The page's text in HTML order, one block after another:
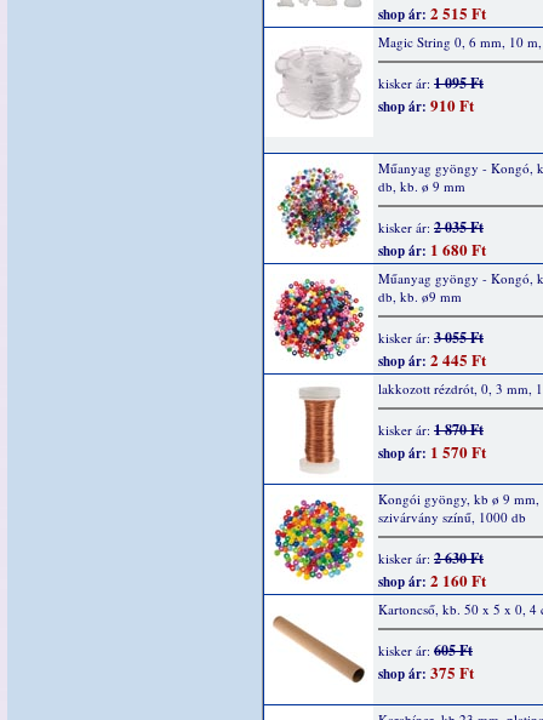
shop ár: 2 515 Ft
Magic String 0, 6 mm, 10 m,
kisker ár: 1 095 Ft
shop ár: 910 Ft
Műanyag gyöngy - Kongó,
db, kb. ø 9 mm
kisker ár: 2 035 Ft
shop ár: 1 680 Ft
Műanyag gyöngy - Kongó,
db, kb. ø9 mm
kisker ár: 3 055 Ft
shop ár: 2 445 Ft
lakkozott rézdrót, 0, 3 mm,
kisker ár: 1 870 Ft
shop ár: 1 570 Ft
Kongói gyöngy, kb ø 9 mm,
szivárvány színű, 1000 db
kisker ár: 2 630 Ft
shop ár: 2 160 Ft
Kartoncső, kb. 50 x 5 x 0, 4
kisker ár: 605 Ft
shop ár: 375 Ft